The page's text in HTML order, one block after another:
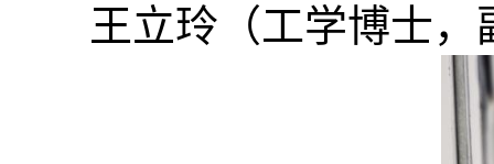
王立玲（工学博士